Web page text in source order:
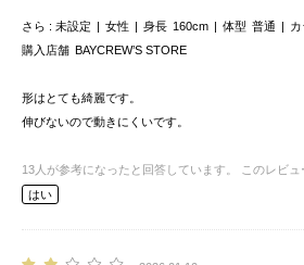
さら 未設定 女性 身長 160cm 体型 普通 カ
購入店舗 BAYCREW’S STORE
形はとても綺麗です。
伸びないので動きにくいです。
13 人が参考になったと回答しています。
このレビ
はい